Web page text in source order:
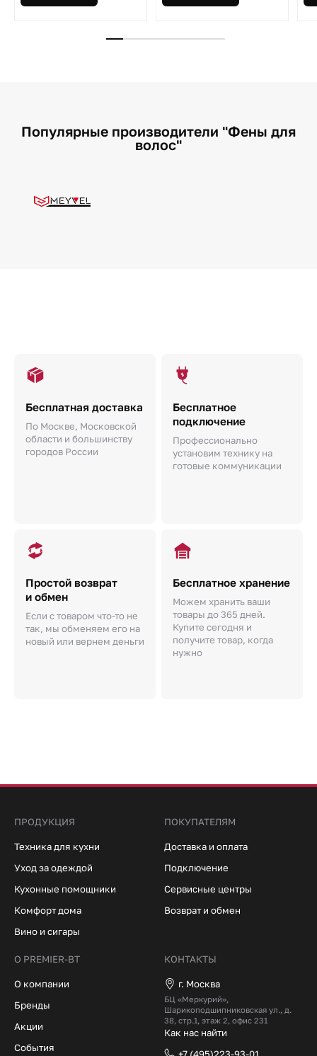
Популярные производители "Фены для
волос"
Бесплатная доставка
По Москве, Московской
области и большинству
городов России
Бесплатное
подключение
Профессионально
установим технику на
готовые коммуникации
Простой возврат
и обмен
Если с товаром что-то не
так, мы обменяем его на
новый или вернем деньги
Бесплатное хранение
Можем хранить ваши
товары до 365 дней.
Купите сегодня и
получите товар, когда
нужно
ПРОДУКЦИЯ
Техника для кухни
Уход за одеждой
Кухонные помощники
Комфорт дома
Вино и сигары
ПОКУПАТЕЛЯМ
Доставка и оплата
Подключение
Сервисные центры
Возврат и обмен
О PREMIER-BT
О компании
Бренды
Акции
События
КОНТАКТЫ
г. Москва
БЦ «Меркурий»,
Шарикоподшипниковская ул., д.
38, стр.1, этаж 2, офис 231
Как нас найти
+7 (495)223-93-01